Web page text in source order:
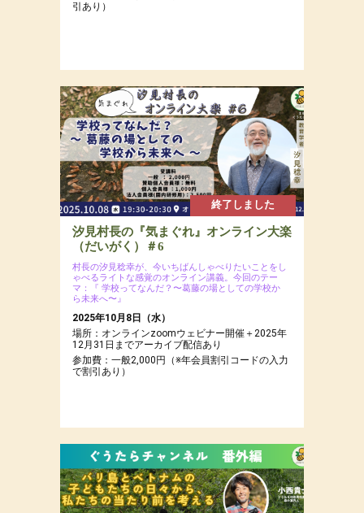
引あり）
終了しました
汐見村長の『気まぐれ』オンライン大楽
（だいがく）＃6
村長の汐見稔幸が、今いちばんしゃべりたいことをし
ゃべるライトな感覚のオンライン講義。今回のテー
マ：『 学校ってなんだ？〜葛藤の場としての学校か
ら未来へ〜』
2025年10月8日（水）
場所：オンラインzoomウェビナー開催＋2025年
12月31日までアーカイブ配信あり
参加費：一般2,000円（※年会員割引コードの入力
で割引あり）